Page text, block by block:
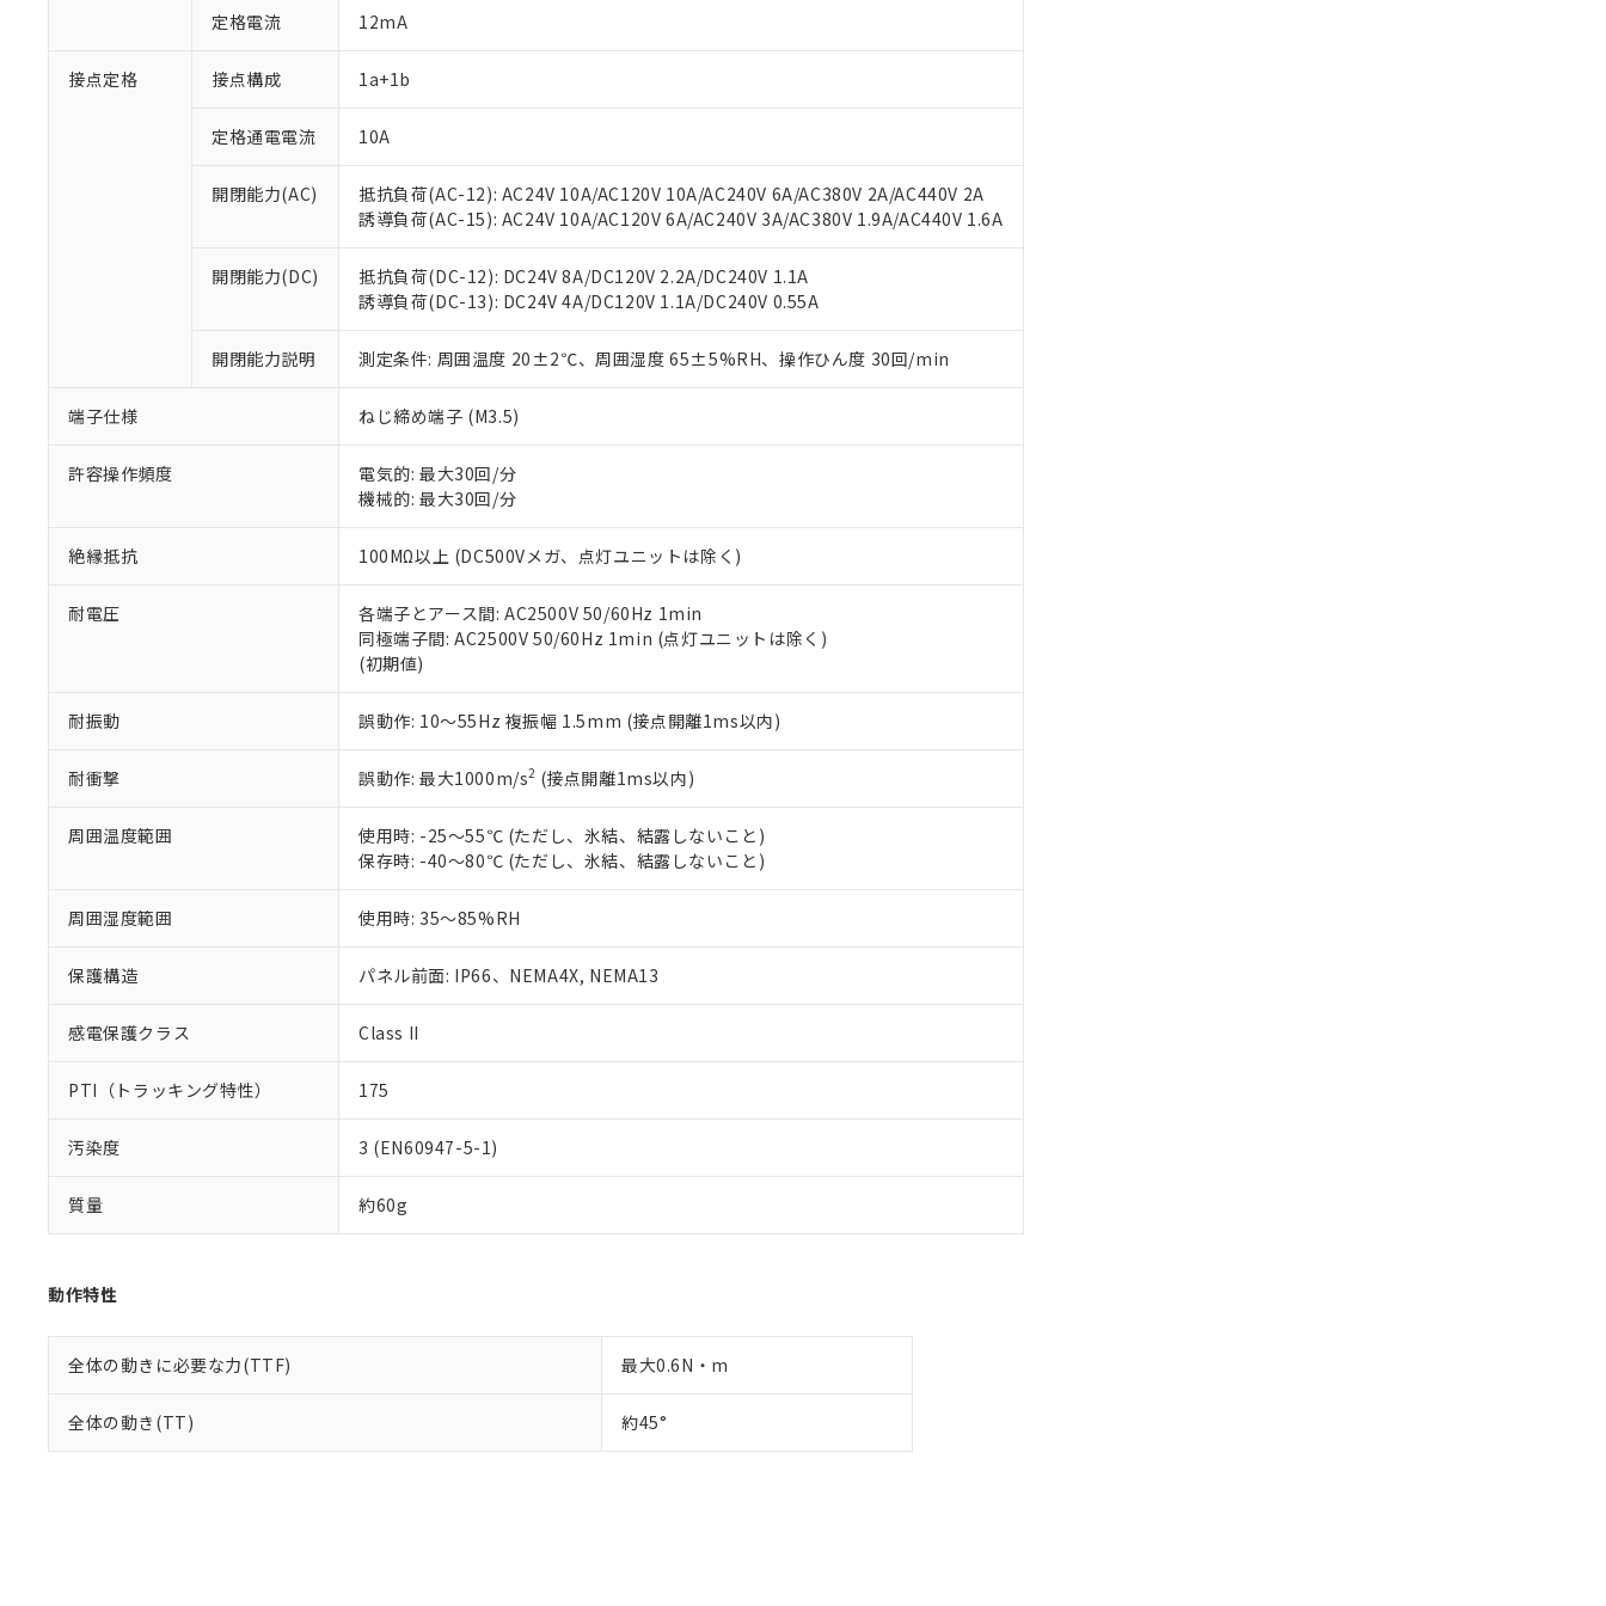
定格電流 12mA
接点定格 接点構成 1a+1b
定格通電電流 10A
開閉能力(AC)
抵抗負荷(AC-12): AC24V 10A/AC120V 10A/AC240V 6A/AC380V 2A/AC440V 2A
誘導負荷(AC-15): AC24V 10A/AC120V 6A/AC240V 3A/AC380V 1.9A/AC440V 1.6A
開閉能力(DC)
抵抗負荷(DC-12): DC24V 8A/DC120V 2.2A/DC240V 1.1A
誘導負荷(DC-13): DC24V 4A/DC120V 1.1A/DC240V 0.55A
開閉能力説明 測定条件: 周囲温度 20±2℃、周囲湿度 65±5%RH、操作ひん度 30回/min
端子仕様 ねじ締め端子 (M3.5)
許容操作頻度
電気的: 最大30回/分
機械的: 最大30回/分
絶縁抵抗 100MΩ以上 (DC500Vメガ、点灯ユニットは除く)
耐電圧
各端子とアース間: AC2500V 50/60Hz 1min
同極端子間: AC2500V 50/60Hz 1min (点灯ユニットは除く)
(初期値)
耐振動 誤動作: 10～55Hz 複振幅 1.5mm (接点開離1ms以内)
耐衝撃 誤動作: 最大1000m/s2 (接点開離1ms以内)
周囲温度範囲
使用時: -25～55℃ (ただし、氷結、結露しないこと)
保存時: -40～80℃ (ただし、氷結、結露しないこと)
周囲湿度範囲 使用時: 35～85%RH
保護構造 パネル前面: IP66、NEMA4X, NEMA13
感電保護クラス Class II
PTI（トラッキング特性） 175
汚染度 3 (EN60947-5-1)
質量 約60g
動作特性
全体の動きに必要な力(TTF) 最大0.6N・m
全体の動き(TT) 約45°
ご利用条件
以下の条件をお読みいただき、同意のうえご利用ください。
本サービスは、当社制御機器事業取扱商品の当社在庫状況および標準価格(税抜)を提供させていただ
くものです。
当社制御機器事業取扱商品の中には、本サービスの対象外となる商品もあることをご了承ください。
在庫状況および標準価格照会結果は、記載している更新日時点での社内データに基づき作成されるも
のであり、閲覧された時点での実際の在庫および標準価格とは異なる場合があることをご了承くださ
い。
正式な納期状況および標準価格はお客様のお取引先、またはお客様担当のオムロン制御機器販売店・
当社販売員にご相談ください。
オムロン制御機器販売店や当社販売拠点は「販売ネットワーク
」をご確認ください。
在庫状況および標準価格結果を当社の事前の承諾なく第三者に漏洩または開示しないようお願いしま
す。
ている必要があります。
お客様が当ウェブサイト上で当社にご登録された部品リストについて、当社および当社の共同利用者
が、当社の製品・サービスに関するお客様との取引・商談に必要な範囲で利用することをご了承くだ
さい。
※当社の共同利用者とは、"個人情報の共同利用に関して"
の「1.共同利用者の範囲」に記載されて
いる法人を指します。
対応予定なし：EU RoHS指令（10物質）の非含有に非対応の商品で、対応品を出す予定はありません。
調査・確認中：EU RoHS指令（10物質）の非含有の対応状況を調査中または確認中の商品です。
非該当品：ライセンス料など無形物で、有害物質有無と関係のない商品です。
仕入先様の事情により、非含有部品としていたものが、含有品と判明した場合などやむを得ず変更すること
があります。
鉛(Pb) 1000ppm以下、 水銀(Hg) 1000ppm以下、 カドミウム(Cd) 100ppm以下、
六価クロム(Cr(Ⅵ)) 1000ppm以下、ポリ臭化ビフェニル類(PBB) 1000ppm以下、ポリ臭化ジフェニルエーテル類(PBDE) 1000ppm以下、
フタル酸ビス(2-エチルヘキシル) (DEHP)(別名：DOP) 1000ppm以下、フタル酸ブチルベンジル（BBP） 1000ppm以下、フタル酸ジブチ
ル（DBP） 1000ppm以下、フタル酸ジイソブチル (DIBP) 1000ppm以下
但し、RoHS指令で産業用監視および制御機器に対する適用除外項目は除く。
フタル酸エステル類の４物質については閾値を超える意図的な使用がないことを確認しています。
※2 対応予定月
部品在庫の切り替え状況などにより、予定月が前後することがあります。
※3 非含有証明書ダウンロード
下記の非含有証明書をダウンロードすることができます。
EU RoHS指令（10物質）の非含有証明書
51物質の非含有証明書（当社基準）
※本証明書は発行日時点で非含有を証明するもので、過去に遡って非含有を証明するものではありません。
また、RoHS指令のフタル酸エステル類４物質の対応では、対応完了までの期間は出荷製品に未対応品が
混在することから備考欄に対応日を記載しておりました。
既に当社にて対応品への在庫切替を完了していることから、特段のことがない限り、2022年1月12日よ
「○」：最大均質材料含有率が中国RoHSの基準値以下であることを示します。
「×」：最大均質材料含有率が中国RoHSの基準値を超えていることを示します。
「－」：未確認です。当社販売部門へお問い合わせください。
*中国RoHS10物質の基準値 (GB/T26572)：
Pb(鉛) :1000ppm、 Hg(水銀) : 1000ppm、 Cd(カドミウム) : 100ppm、
Cr(Ⅵ)(六価クロム) : 1000ppm、 PBBs(ポリ臭化ビフェニル類) : 1000ppm、 PBDEs(ポリ臭化ジフェニルエーテル類) : 1000ppm、
DBP(フタル酸ジブチル) : 1000ppm、 DIBP(フタル酸ジイソブチル) : 1000ppm、 BBP(フタル酸ブチルベンジル) : 1000ppm、
※2 環境保護使用期限
「ｅ」：有害物質（10物質）のすべてが基準値以下であることを示します。
「10」：通常の使用状況下において有害物質が外部に漏えいし、環境に深刻な影響を及ぼさない年数を意
味します。
「－」：未確認です。当社販売部門へお問い合わせください。
当社は、これら貴社製品のうち、外国為替および外国貿易法に定める商品（以下｢規制貨物等」とい
う）を輸出または国外への提供する場合は、日本国政府の輸出許可(または役務取引許可)を取得する
などの必要な手続きをとります。
ます。
当社は貴社製品を、核兵器、ミサイル、化学兵器、生物兵器またはその他武器並びにこれらの製造装
置等に一切使用いたしません。
当社は、貴社製品を第三者に販売する場合は、上記1、2および3の内容を当該第三者に通知します。
また当社は、販売先および販売に係わる関係者が違法に輸出するおそれがある場合は、取り引きをい
たしません。
記
号
説明
○ 一定数以上の在庫あり
△ 一定数には満たないが在庫あり
－
在庫なし(最新の在庫状況については、お客様のお取引先、またはお客様担当のオムロン制御
機器販売店・当社販売員にご確認ください)
空
白
受注生産機種、また在庫状況の情報を公開していない機種